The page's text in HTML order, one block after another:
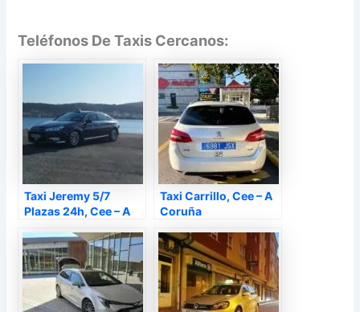
Teléfonos De Taxis Cercanos:
Taxi Jeremy 5/7
Plazas 24h, Cee – A
Taxi Carrillo, Cee – A
Coruña